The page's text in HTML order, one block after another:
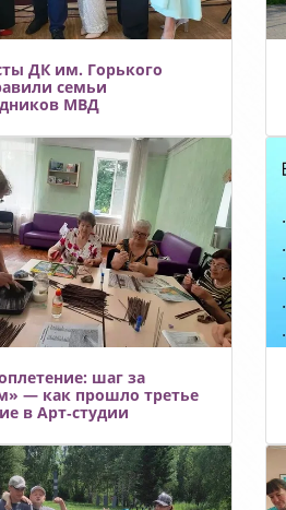
https://
кладитрубку.рф/
ДК им. Горького
семьи
МВД
шаг за
— как прошло третье
в Арт‑студии